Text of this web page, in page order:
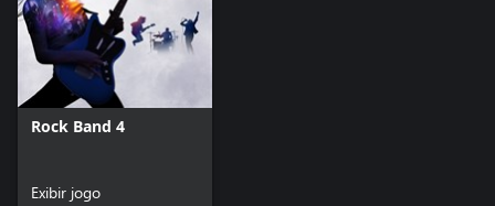
Rock Band 4
Exibir jogo